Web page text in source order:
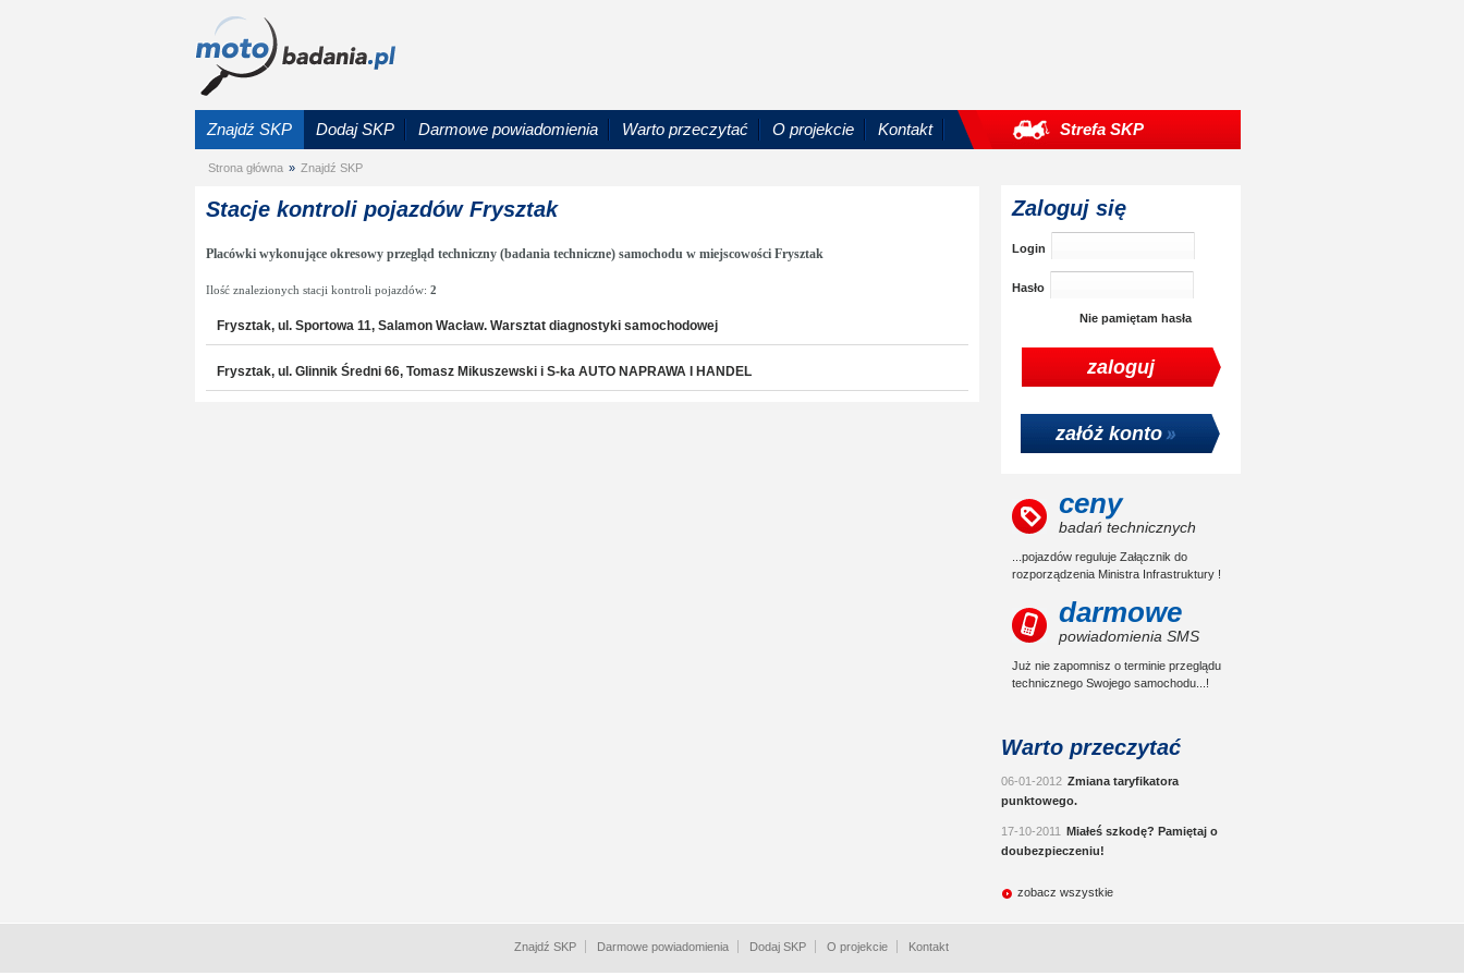
Znajdź SKP Dodaj SKP Darmowe powiadomienia Warto przeczytać O projekcie Kontakt Strefa SKP
Strona główna » Znajdź SKP
Stacje kontroli pojazdów Frysztak
Placówki wykonujące okresowy przegląd techniczny (badania techniczne) samochodu w miejscowości Frysztak
Ilość znalezionych stacji kontroli pojazdów: 2
Frysztak, ul. Sportowa 11, Salamon Wacław. Warsztat diagnostyki samochodowej
Frysztak, ul. Glinnik Średni 66, Tomasz Mikuszewski i S-ka AUTO NAPRAWA I HANDEL
Zaloguj się
Login
Hasło
Nie pamiętam hasła
załóż konto
ceny
badań technicznych
...pojazdów reguluje Załącznik do
rozporządzenia Ministra Infrastruktury !
darmowe
powiadomienia SMS
Już nie zapomnisz o terminie przeglądu
technicznego Swojego samochodu...!
Warto przeczytać
06-01-2012 Zmiana taryfikatora
punktowego.
17-10-2011 Miałeś szkodę? Pamiętaj o
doubezpieczeniu!
zobacz wszystkie
Znajdź SKP Darmowe powiadomienia Dodaj SKP O projekcie Kontakt